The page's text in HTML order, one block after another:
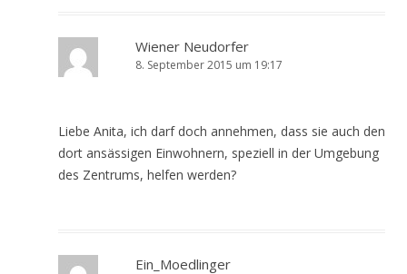
Wiener Neudorfer
8. September 2015 um 19:17
Liebe Anita, ich darf doch annehmen, dass sie auch den
dort ansässigen Einwohnern, speziell in der Umgebung
des Zentrums, helfen werden?
Ein_Moedlinger